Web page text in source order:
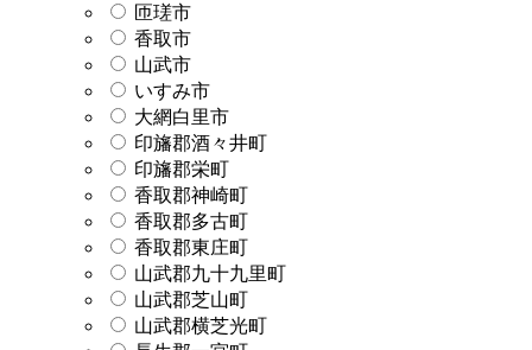
匝瑳市
香取市
山武市
いすみ市
大網白里市
印旛郡酒々井町
印旛郡栄町
香取郡神崎町
香取郡多古町
香取郡東庄町
山武郡九十九里町
山武郡芝山町
山武郡横芝光町